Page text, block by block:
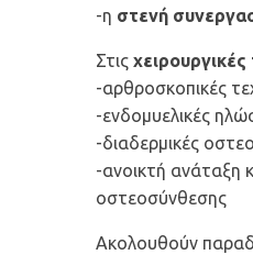
-η στενή
Στις χειρουργικές
-αρθροσκοπικές
-ενδομυελικές
-διαδερμικές
-ανοικτή ανάταξη
οστεοσύνθεσης
Ακολουθούν